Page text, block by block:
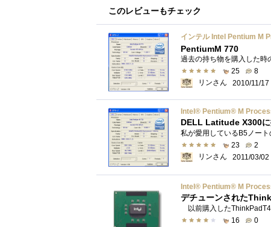
このレビューもチェック
インテル Intel Pentium M
PentiumM 770
25
8
リンさん
2010/11/17
Intel® Pentium® M
DELL Latitude X300に
23
2
リンさん
2011/03/02
Intel® Pentium® M
デチューンされた
16
0